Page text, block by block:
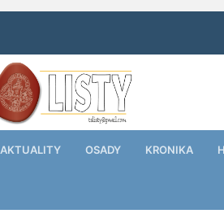
AKTUALITY OSADY KRONIKA